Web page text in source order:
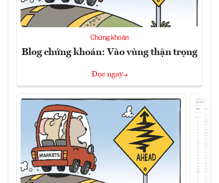
Chứng khoán
Blog chứng khoán: Vào vùng thận trọng
Đọc ngay